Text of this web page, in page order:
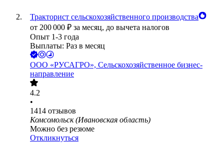
Тракторист сельскохозяйственного производства
от 200 000 ₽ за месяц, до вычета налогов
Опыт 1-3 года
Выплаты: Раз в месяц
ООО «РУСАГРО», Сельскохозяйственное бизнес-
направление
4.2
•
1414 отзывов
Комсомольск (Ивановская область)
Можно без резюме
Откликнуться